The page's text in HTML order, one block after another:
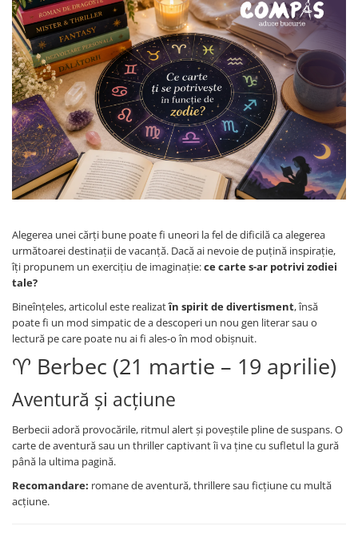
Ascutițori
Corectoare și lipici
Mine și rezerve
Cretă școlară și creativă
Accesorii școlare
Coperți caiete si cărți
Etichete școlare
Carnete pentru elevi
Lupe și articole educative
Globuri pământești
Cutii sandwich și caserole
Umbrele pentru copii
Pahare și sticle pentru scoală
Cutii pentru depozitare
Caiete școlare și hârtie
Caiete matematică
Caiete muzică
Caiete geografie și biologie
Caiete tip I, II și III
Caiete foi veline
Rezerve pentru caiete
Alegerea unei cărți bune poate fi uneori la fel de dificilă ca alegerea
următoarei destinații de vacanță. Dacă ai nevoie de puțină inspirație,
îți propunem un exercițiu de imaginație:ce carte s-ar potrivi zodiei
tale?
Bineînțeles, articolul este realizatîn spirit de divertisment, însă
poate fi un mod simpatic de a descoperi un nou gen literar sau o
lectură pe care poate nu ai fi ales-o în mod obișnuit.
♈ Berbec (21 martie – 19 aprilie)
Aventură și acțiune
Berbecii adoră provocările, ritmul alert și poveștile pline de suspans. O
carte de aventură sau un thriller captivant îi va ține cu sufletul la gură
până la ultima pagină.
Recomandare: romane de aventură, thrillere sau ficțiune cu multă
acțiune.